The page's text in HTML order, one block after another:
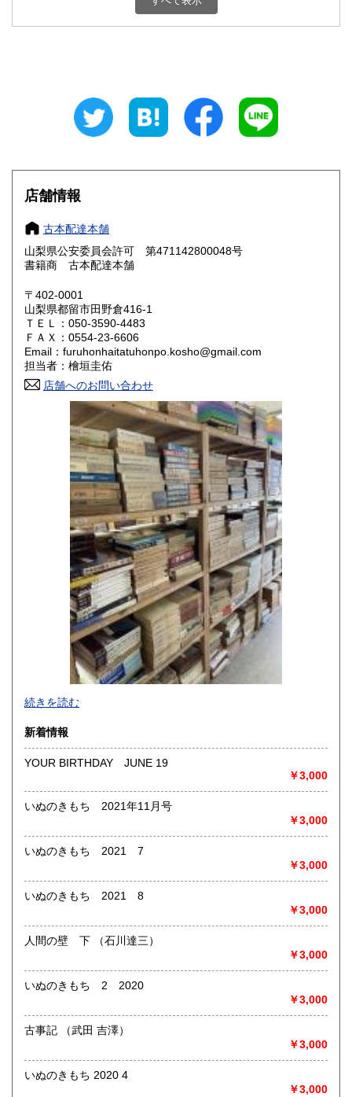
800円 三重県
大阪府
奈良県
鳥取県 800円 島根県
岡山県
山口県 800円
香川県 800円 愛媛県
高知県 800円
800円 長崎県
800円 大分県
800円 鹿児島県
1,500円
店舗情報
古本配達本舗
山梨県公安委員会許可 第471142800048号
書籍商 古本配達本舗
〒402-0001
山梨県都留市田野倉416-1
ＴＥＬ：050-3590-4483
ＦＡＸ：0554-23-6606
Email：furuhonhaitatuhonpo.kosho@gmail.com
担当者：檜垣圭佑
店舗へのお問い合わせ
-
沿線名：-
最寄駅：-
営業時間：-
定休日：-
書籍の買取について
取り扱い分野
語国文、外国文学、古典籍、近代文献、趣味、外国書、サブ
カルチャー、古書一般（その他）
続きを読む
新着情報
YOUR BIRTHDAY JUNE 19
￥3,000
いぬのきもち 2021年11月号
￥3,000
いぬのきもち 2021 7
￥3,000
いぬのきもち 2021 8
￥3,000
人間の壁 下 （石川達三）
￥3,000
いぬのきもち 2 2020
￥3,000
古事記 （武田 吉澤）
￥3,000
いぬのきもち 2020 4
￥3,000